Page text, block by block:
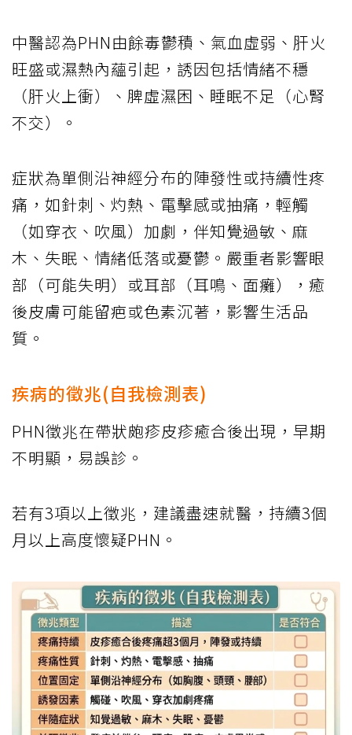
中醫認為PHN由餘毒鬱積、氣血虛弱、肝火
旺盛或濕熱內蘊引起，誘因包括情緒不穩
（肝火上衝）、脾虛濕困、睡眠不足（心腎
不交）。
症狀為單側沿神經分布的陣發性或持續性疼
痛，如針刺、灼熱、電擊感或抽痛，輕觸
（如穿衣、吹風）加劇，伴知覺過敏、麻
木、失眠、情緒低落或憂鬱。嚴重者影響眼
部（可能失明）或耳部（耳鳴、面癱），癒
後皮膚可能留疤或色素沉著，影響生活品
質。
疾病的徵兆(自我檢測表)
PHN徵兆在帶狀皰疹皮疹癒合後出現，早期
不明顯，易誤診。
若有3項以上徵兆，建議盡速就醫，持續3個
月以上高度懷疑PHN。